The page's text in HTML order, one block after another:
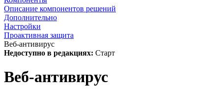
Описание компонентов решений
Дополнительно
Настройки
Проактивная защита
Веб-антивирус
Недоступно в редакциях: Старт
Веб-антивирус